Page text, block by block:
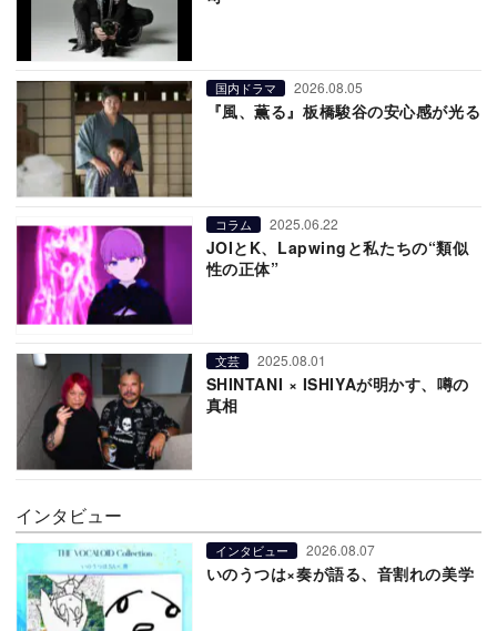
国内ドラマ 2026.08.05
『風、薫る』板橋駿谷の安心感が光る
コラム 2025.06.22
JOIとK、Lapwingと私たちの“類似
性の正体”
文芸 2025.08.01
SHINTANI × ISHIYAが明かす、噂の
真相
インタビュー
インタビュー 2026.08.07
いのうつは×奏が語る、音割れの美学